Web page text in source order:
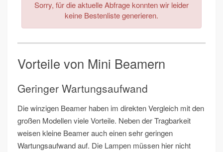
Sorry, für die aktuelle Abfrage konnten wir leider
keine Bestenliste generieren.
Vorteile von Mini Beamern
Geringer Wartungsaufwand
Die winzigen Beamer haben im direkten Vergleich mit den
großen Modellen viele Vorteile. Neben der Tragbarkeit
weisen kleine Beamer auch einen sehr geringen
Wartungsaufwand auf. Die Lampen müssen hier nicht